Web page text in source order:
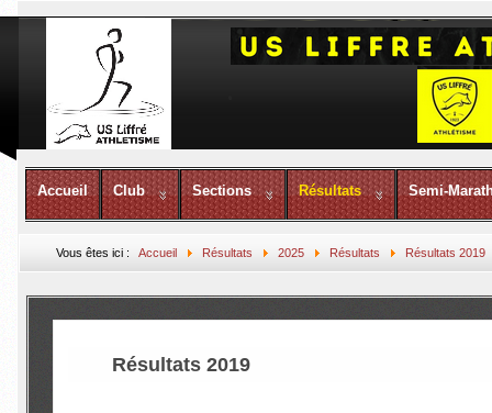
Accueil Club Sections Résultats Semi-
Vous êtes ici :Accueil Résultats 2025 Résultats Résultats 2019
Résultats 2019